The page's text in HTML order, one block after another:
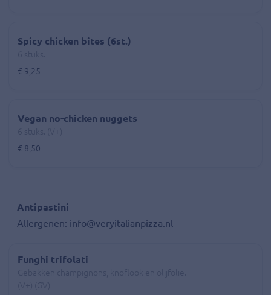
Spicy chicken bites (6st.)
€ 9,25
Vegan no-chicken nuggets
€ 8,50
Antipastini
Allergenen: info@veryitalianpizza.nl
Funghi trifolati